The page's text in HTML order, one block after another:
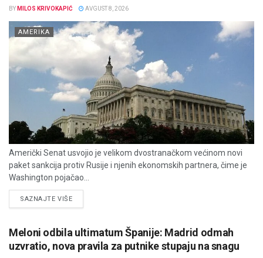
BY MILOS KRIVOKAPIĆ AVGUST 8, 2026
AMERIKA
Američki Senat usvojio je velikom dvostranačkom većinom novi
paket sankcija protiv Rusije i njenih ekonomskih partnera, čime je
Washington pojačao...
SAZNAJTE VIŠEDETAILS
Meloni odbila ultimatum Španije: Madrid odmah
uzvratio, nova pravila za putnike stupaju na snagu